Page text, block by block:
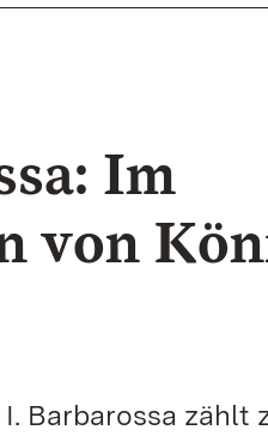
Im
von
Barbarossa zählt